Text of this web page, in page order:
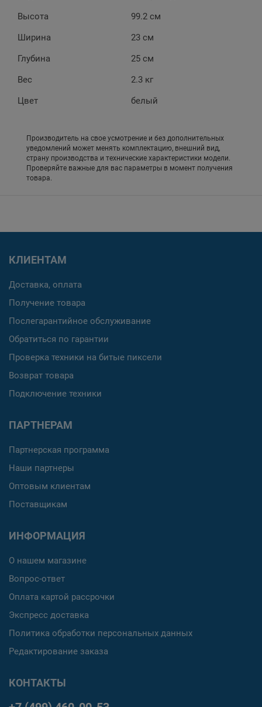
Высота
99.2 см
Ширина
23 см
Глубина
25 см
Вес
2.3 кг
Цвет
белый
Производитель на свое усмотрение и без дополнительных
уведомлений может менять комплектацию, внешний вид,
страну производства и технические характеристики модели.
Проверяйте важные для вас параметры в момент получения
товара.
КЛИЕНТАМ
Доставка, оплата
Получение товара
Послегарантийное обслуживание
Обратиться по гарантии
Проверка техники на битые пиксели
Возврат товара
Подключение техники
ПАРТНЕРАМ
Партнерская программа
Наши партнеры
Оптовым клиентам
Поставщикам
ИНФОРМАЦИЯ
О нашем магазине
Вопрос-ответ
Оплата картой рассрочки
Экспресс доставка
Политика обработки персональных данных
Редактирование заказа
КОНТАКТЫ